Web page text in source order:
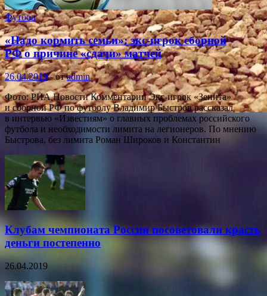
Футбол
«Надо кормить семьи»: экс-игрок сборной
РФ о причине «сдачи» матчей
26.04.2019-отadmin
Фото: РИА Новости Комментарии Экс-игрок «Зенита»
и сборной РФ по футболу Владимир Быстров рассказал
в интервью «Известиям» о главных проблемах российского
футбола и необходимости лимита на легионеров. По мнению
Быстрова, без лимита Роман Широков и Константин
Клубам чемпионата России посоветовали красть
деньги постепенно
26.04.2019